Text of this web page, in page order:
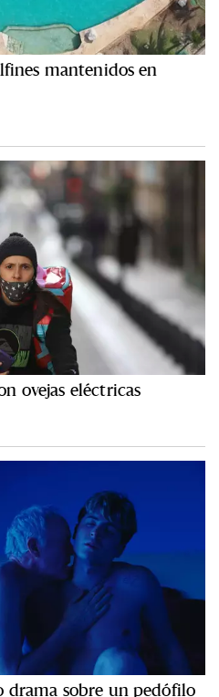
mantenidos en
ovejas eléctricas
drama sobre un pedófilo